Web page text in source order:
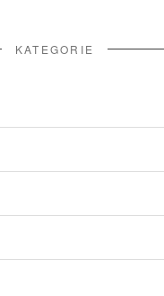
KATEGORIE